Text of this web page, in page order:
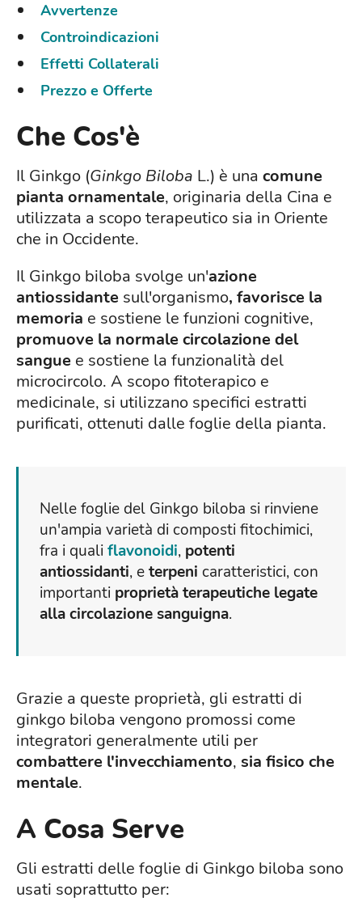
Avvertenze
Controindicazioni
Effetti Collaterali
Prezzo e Offerte
Che Cos'è
Il Ginkgo (Ginkgo Biloba L.) è una comune
pianta ornamentale, originaria della Cina e
utilizzata a scopo terapeutico sia in Oriente
che in Occidente.
Il Ginkgo biloba svolge un'azione
antiossidante sull'organismo, favorisce la
memoria e sostiene le funzioni cognitive,
promuove la normale circolazione del
sangue e sostiene la funzionalità del
microcircolo. A scopo fitoterapico e
medicinale, si utilizzano specifici estratti
purificati, ottenuti dalle foglie della pianta.
Nelle foglie del Ginkgo biloba si rinviene
un'ampia varietà di composti fitochimici,
fra i quali flavonoidi, potenti
antiossidanti, eterpeni caratteristici, con
importanti proprietà terapeutiche legate
alla circolazione sanguigna.
Grazie a queste proprietà, gli estratti di
ginkgo biloba vengono promossi come
integratori generalmente utili per
combattere l'invecchiamento, sia fisico che
mentale.
A Cosa Serve
Gli estratti delle foglie di Ginkgo biloba sono
usati soprattutto per: